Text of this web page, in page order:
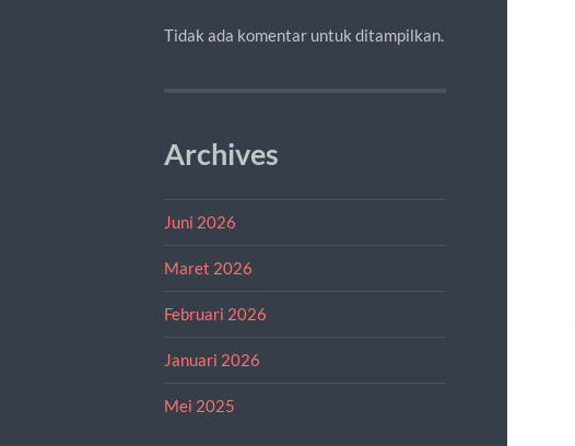
Tidak ada komentar untuk ditampilkan.
Archives
Juni 2026
Maret 2026
Februari 2026
Januari 2026
Mei 2025